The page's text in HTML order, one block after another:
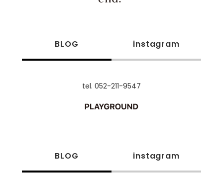
BLOG instagram
tel. 052-211-9547
BLOG instagram